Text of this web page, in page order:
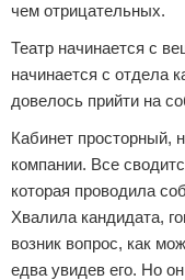
чем отрицательных.
Театр начинается с
начинается с отдела
довелось прийти на
Кабинет просторный,
компании. Все
которая проводила
Хвалила кандидата,
возник вопрос, как
едва увидев его. Но